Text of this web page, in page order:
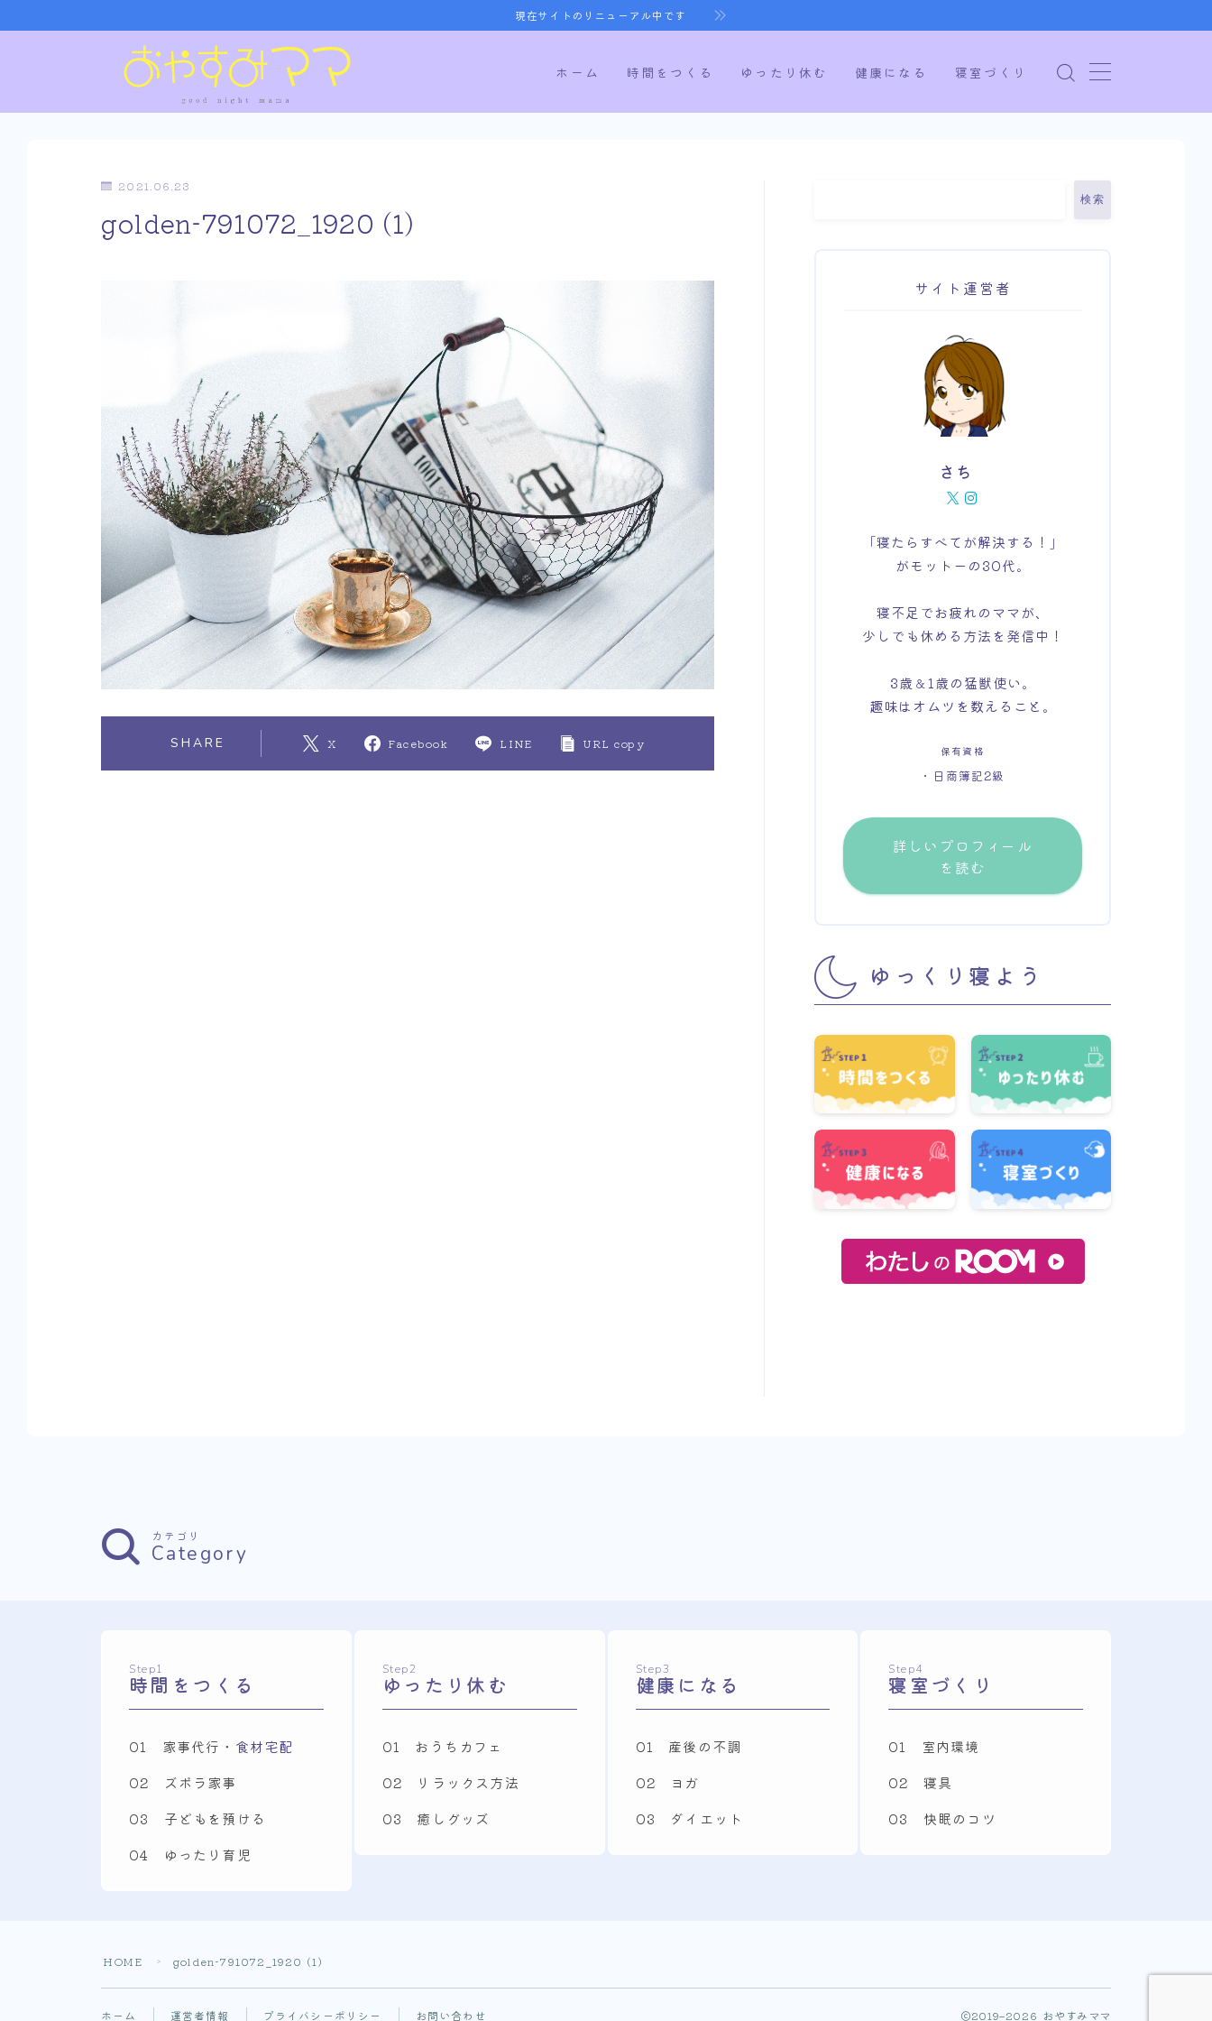
現在サイトのリニューアル中です
ホーム 時間をつくる ゆったり休む 健康になる 寝室づくり
ゆったり休む
健康になる
寝室づくり
2021.06.23
golden-791072_1920 (1)
SHARE X Facebook LINE URL copy
検索
サイト運営者
さち
「寝たらすべてが解決する！」
がモットーの30代。
寝不足でお疲れのママが、
少しでも休める方法を発信中！
3歳＆1歳の猛獣使い。
趣味はオムツを数えること。
保有資格
・日商簿記2級
詳しいプロフィール
を読む
ゆっくり寝よう
カテゴリ
Category
Step1
時間をつくる
01 家事代行 ・食材宅配
02 ズボラ家事
03 子どもを預ける
04 ゆったり育児
Step2
ゆったり休む
01 おうちカフェ
02 リラックス方法
03 癒しグッズ
Step3
健康になる
01 産後の不調
02 ヨガ
03 ダイエット
Step4
寝室づくり
01 室内環境
02 寝具
03 快眠のコツ
HOME ＞ golden-791072_1920 (1)
ホーム 運営者情報 プライバシーポリシー お問い合わせ 2019–2026 おやすみママ